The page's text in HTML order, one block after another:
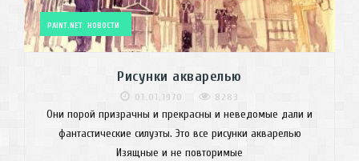
PAINT.NET НОВОСТИ
Рисунки акварелью
01.01.1970 8283
Они порой призрачны и прекрасны и неведомые дали и
фантастические силуэты. Это все рисунки акварелью
Изящные и не повторимые